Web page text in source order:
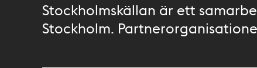
Stockholmskällan är ett
Stockholm.